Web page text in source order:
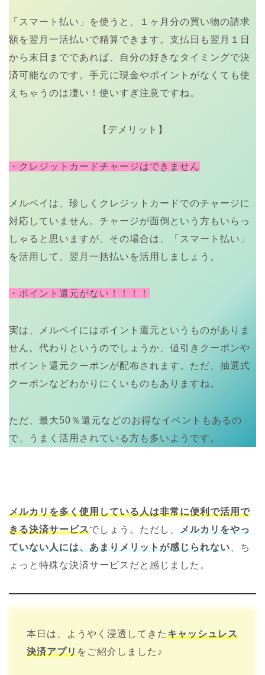
「スマート払い」を使うと、１ヶ月分の買い物の請求
額を翌月一活払いで精算できます。支払日も翌月１日
から末日までであれば、自分の好きなタイミングで決
済可能なのです。手元に現金やポイントがなくても使
えちゃうのは凄い！使いすぎ注意ですね。
【デメリット】
・クレジットカードチャージはできません
メルペイは、珍しくクレジットカードでのチャージに
対応していません。チャージが面倒という方もいらっ
しゃると思いますが、その場合は、「スマート払い」
を活用して、翌月一括払いを活用しましょう。
・ポイント還元がない！！！！
実は、メルペイにはポイント還元というものがありま
せん。代わりというのでしょうか、値引きクーポンや
ポイント還元クーポンが配布されます。ただ、抽選式
クーポンなどわかりにくいものもありますね。
ただ、最大50％還元などのお得なイベントもあるの
で、うまく活用されている方も多いようです。
メルカリを多く使用している人は非常に便利で活用で
きる決済サービスでしょう。ただし、 メルカリをやっ
ていない人には、あまりメリットが感じられない 、ち
ょっと特殊な決済サービスだと感じました。
本日は、ようやく浸透してきたキャッシュレス
決済アプリをご紹介しました♪